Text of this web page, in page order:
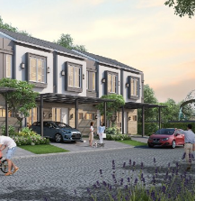
penjelasannya. Baca Juga: […]